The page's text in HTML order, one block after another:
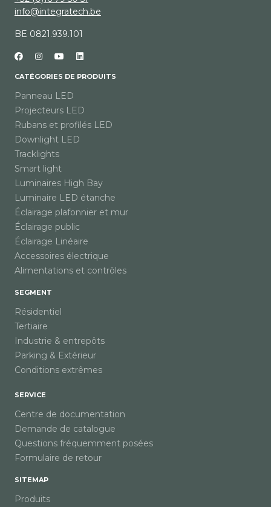
info@integratech.be
BE 0821.939.101
CATÉGORIES DE PRODUITS
Panneau LED
Projecteurs LED
Rubans et profilés LED
Downlight LED
Tracklights
Smart light
Luminaires High Bay
Luminaire LED étanche
Éclairage plafonnier et mur
Éclairage public
Éclairage Linéaire
Accessoires électrique
Alimentations et contrôles
SEGMENT
Résidentiel
Tertiaire
Industrie & entrepôts
Parking & Extérieur
Conditions extrêmes
SERVICE
Centre de documentation
Demande de catalogue
Questions fréquemment posées
Formulaire de retour
SITEMAP
Produits